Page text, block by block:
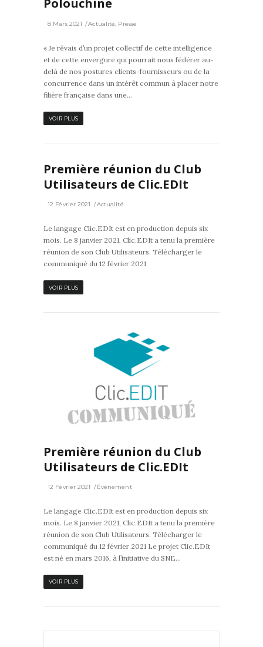
8 Mars 2021 Actualité Presse
« Je rêvais d’un projet collectif de cette intelligence
et de cette envergure qui pourrait nous fédérer au-
delà de nos postures clients-fournisseurs ou de la
concurrence dans un intérêt commun à placer notre
filière française dans une...
VOIR PLUS
Première réunion du Club
Utilisateurs de Clic.EDIt
12 Février 2021 Actualité
Le langage Clic.EDIt est en production depuis six
mois. Le 8 janvier 2021, Clic.EDIt a tenu la première
réunion de son Club Utilisateurs. Télécharger le
communiqué du 12 février 2021
VOIR PLUS
Première réunion du Club
Utilisateurs de Clic.EDIt
12 Février 2021 Événement
Le langage Clic.EDIt est en production depuis six
mois. Le 8 janvier 2021, Clic.EDIt a tenu la première
réunion de son Club Utilisateurs. Télécharger le
communiqué du 12 février 2021 Le projet Clic.EDIt
est né en mars 2016, à l’initiative du SNE...
VOIR PLUS